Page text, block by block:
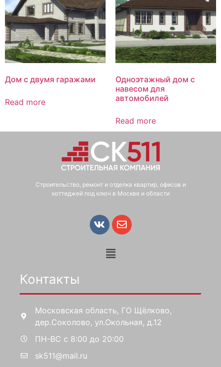
Дом с двумя гаражами
Read more
Одноэтажный дом с
навесом для
автомобилей
Read more
Строительство, ремонт и отделка квартир, офисов и
коттеджей под ключ в Москве и области
Контакты
Московская область, ГО Щёлково,
дер.Соколово, ул.Окольная, д.12
ПН-ВС с 8:00 до 20:00
sk511@mail.ru